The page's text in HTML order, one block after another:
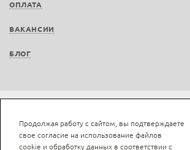
ОПЛАТА
ВАКАНСИИ
БЛОГ
Положение об обработке и защите
Продолжая работу с сайтом, вы подтверждаете
свое согласие на использование файлов
cookie и обработку данных в соответствии с